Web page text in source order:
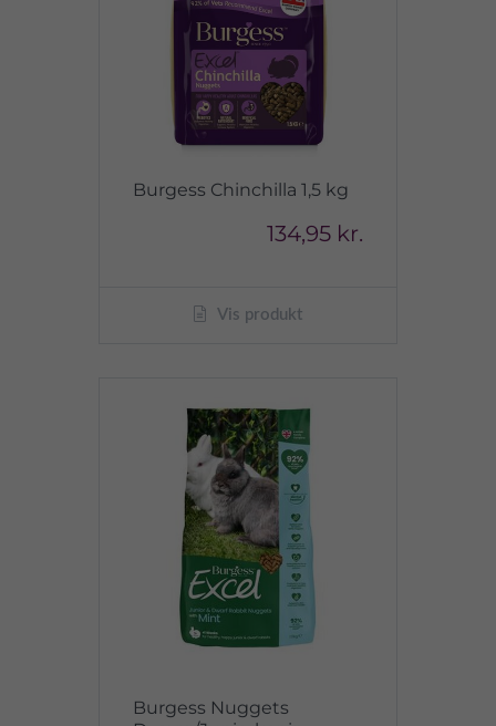
Burgess Chinchilla 1,5 kg
134,95 kr.
Vis produkt
Burgess Nuggets